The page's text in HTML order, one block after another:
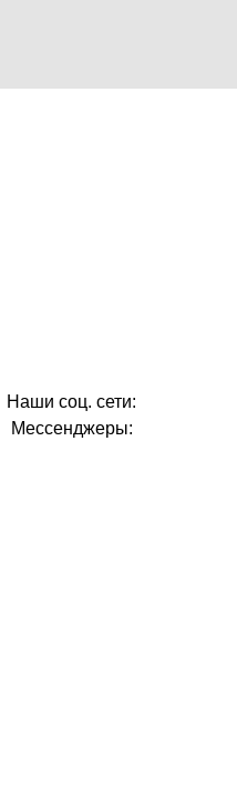
Наши соц. сети:
Мессенджеры: